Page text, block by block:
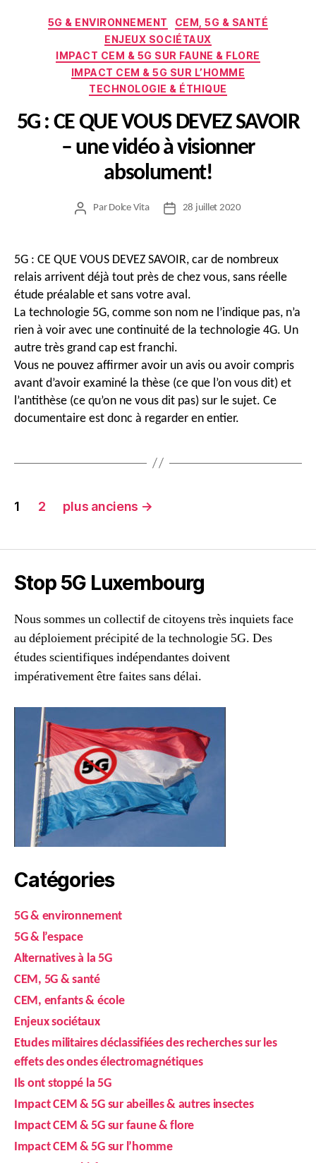
Catégories
5G & ENVIRONNEMENT
CEM, 5G & SANTÉ
ENJEUX SOCIÉTAUX
IMPACT CEM & 5G SUR FAUNE & FLORE
IMPACT CEM & 5G SUR L’HOMME
TECHNOLOGIE & ÉTHIQUE
5G : CE QUE VOUS DEVEZ SAVOIR
– une vidéo à visionner
absolument!
Auteur
Par Dolce Vita
Date28 juillet 2020
5G : CE QUE VOUS DEVEZ SAVOIR, car de nombreux
relais arrivent déjà tout près de chez vous, sans réelle
étude préalable et sans votre aval.
La technologie 5G, comme son nom ne l’indique pas, n’a
rien à voir avec une continuité de la technologie 4G. Un
autre très grand cap est franchi.
Vous ne pouvez affirmer avoir un avis ou avoir compris
avant d’avoir examiné la thèse (ce que l’on vous dit) et
l’antithèse (ce qu’on ne vous dit pas) sur le sujet. Ce
documentaire est donc à regarder en entier.
Navigation
articles
1 2 plus anciens →
Stop 5G Luxembourg
Nous sommes un collectif de citoyens très inquiets face
au déploiement précipité de la technologie 5G. Des
études scientifiques indépendantes doivent
impérativement être faites sans délai.
Catégories
5G & environnement
5G & l’espace
Alternatives à la 5G
CEM, 5G & santé
CEM, enfants & école
Enjeux sociétaux
Etudes militaires déclassifiées des recherches sur les
effets des ondes électromagnétiques
Ils ont stoppé la 5G
Impact CEM & 5G sur abeilles & autres insectes
Impact CEM & 5G sur faune & flore
Impact CEM & 5G sur l’homme